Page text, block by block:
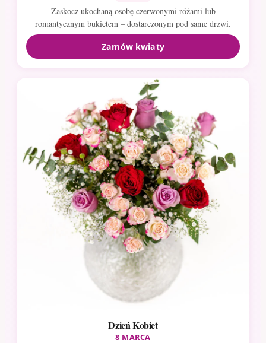
Zaskocz ukochaną osobę czerwonymi różami lub
romantycznym bukietem – dostarczonym pod same drzwi.
Zamów kwiaty
Dzień Kobiet
8 MARCA